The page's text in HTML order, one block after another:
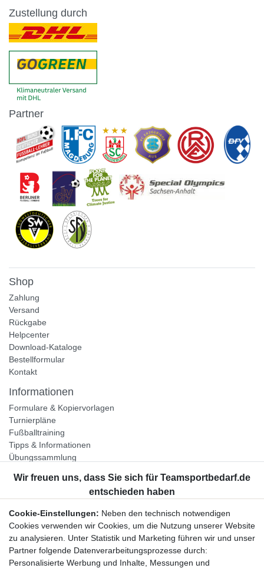
Zustellung durch
Partner
Shop
Zahlung
Versand
Rückgabe
Helpcenter
Download-Kataloge
Bestellformular
Kontakt
Informationen
Formulare & Kopiervorlagen
Turnierpläne
Fußballtraining
Tipps & Informationen
Übungssammlung
Unternehmen
Widerrufsrecht
Bestellung widerrufen
Datenschutzerklärung
Cookie-Einstellungen: Neben den technisch notwendigen
Cookies verwenden wir Cookies, um die Nutzung unserer Website
zu analysieren. Unter Statistik und Marketing führen wir und unser
Partner folgende Datenverarbeitungsprozesse durch:
Personalisierte Werbung und Inhalte, Messungen und